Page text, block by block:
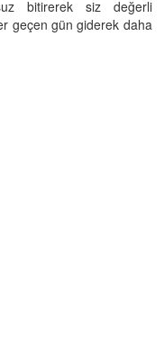
bitirerek siz değerli
geçen gün giderek daha